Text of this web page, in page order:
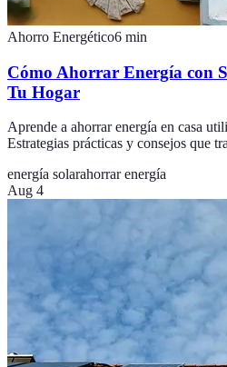
Ahorro Energético6 min
Cómo Ahorrar Energía con
Tu Hogar
Aprende a ahorrar energía en casa
Estrategias prácticas y consejos que
energía solarahorrar energía
Aug 4